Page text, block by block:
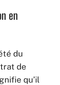
en
du
de
qu’il